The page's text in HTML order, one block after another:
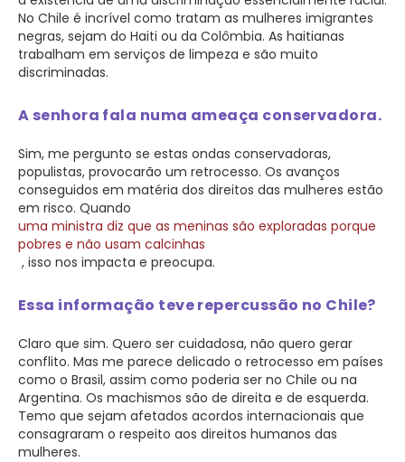
No Chile é incrível como tratam as mulheres imigrantes
negras, sejam do Haiti ou da Colômbia. As haitianas
trabalham em serviços de limpeza e são muito
discriminadas.
A senhora fala numa ameaça conservadora.
Sim, me pergunto se estas ondas conservadoras,
populistas, provocarão um retrocesso. Os avanços
conseguidos em matéria dos direitos das mulheres estão
em risco. Quando
uma ministra diz que as meninas são exploradas porque
pobres e não usam calcinhas
, isso nos impacta e preocupa.
Essa informação teve repercussão no Chile?
Claro que sim. Quero ser cuidadosa, não quero gerar
conflito. Mas me parece delicado o retrocesso em países
como o Brasil, assim como poderia ser no Chile ou na
Argentina. Os machismos são de direita e de esquerda.
Temo que sejam afetados acordos internacionais que
consagraram o respeito aos direitos humanos das
mulheres.